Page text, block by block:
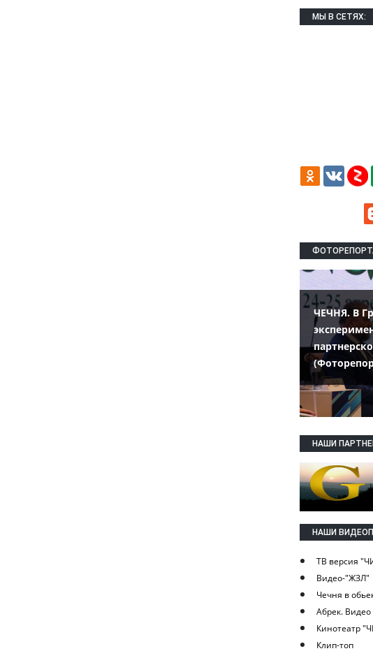
МЫ В СЕТЯХ:
ЧЕЧНЯ. В
НАШИ
НАШИ
ТВ версия
Видео-"ЖЗЛ"
Чечня в
Абрек. Видео
Кинотеатр
Клип-топ